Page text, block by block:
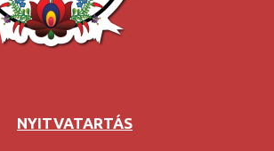
NYITVATARTÁS